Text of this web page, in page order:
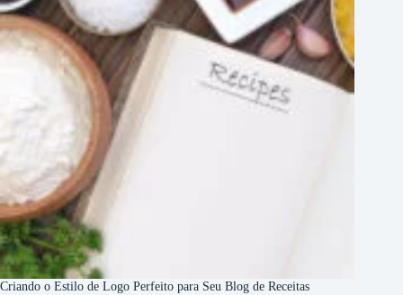
Criando o Estilo de Logo Perfeito para Seu Blog de Receitas